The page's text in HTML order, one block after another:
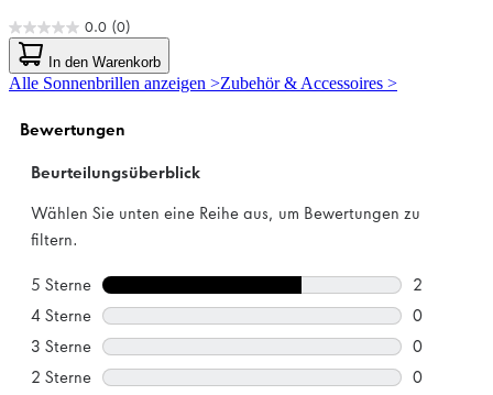
0.0 (0)
0.0
von
5
Sternen.
In den Warenkorb
Alle Sonnenbrillen anzeigen >Zubehör & Accessoires >